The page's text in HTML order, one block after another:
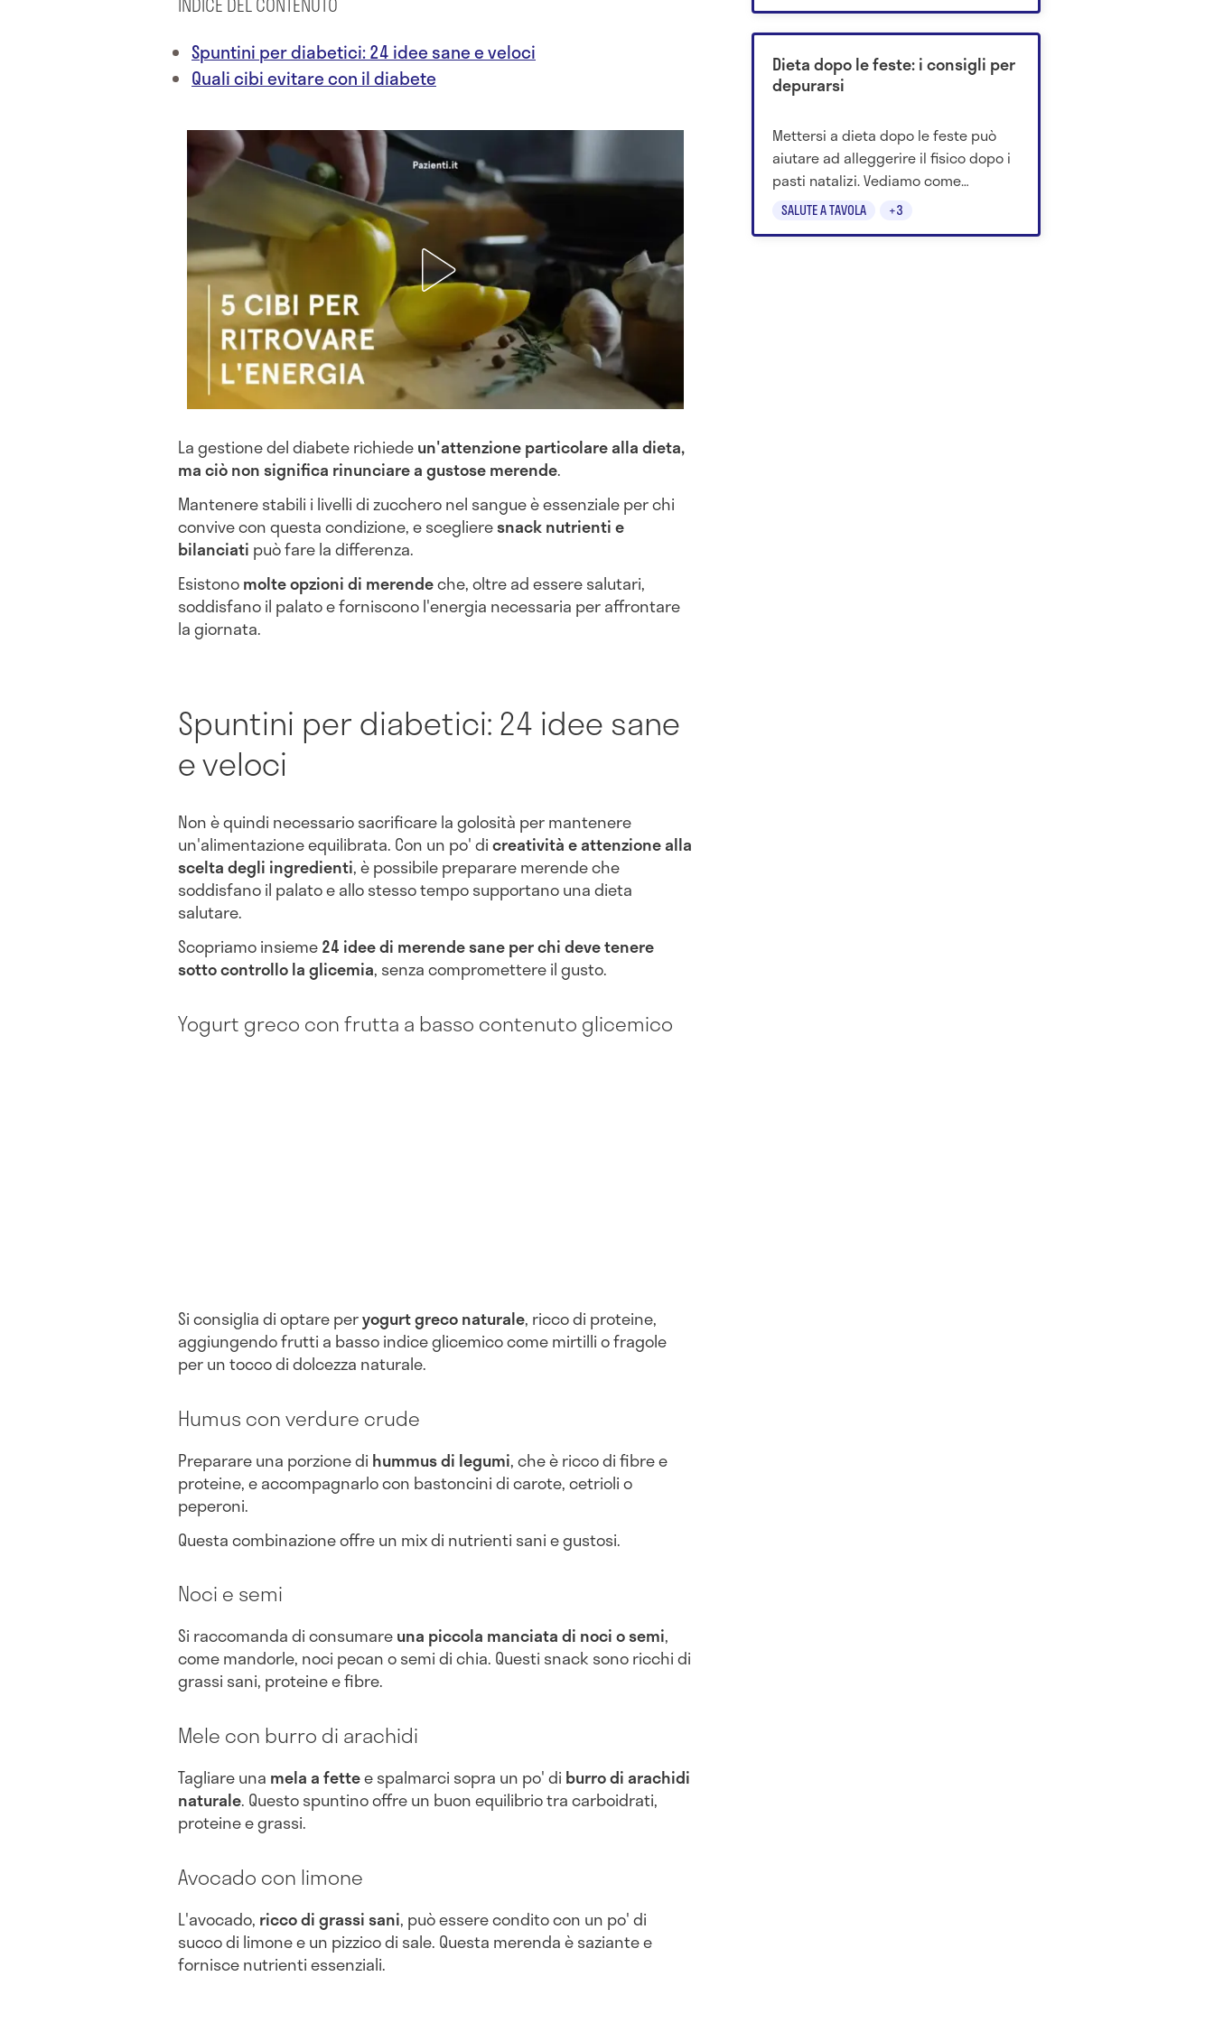
INDICE DEL CONTENUTO
Spuntini per diabetici: 24 idee sane e veloci
Quali cibi evitare con il diabete
La gestione del diabete richiedeun'attenzione particolare alla dieta,
ma ciò non significa rinunciare a gustose merende.
Mantenere stabili i livelli di zucchero nel sangue è essenziale per chi
convive con questa condizione, e sceglieresnack nutrienti e
bilanciati può fare la differenza.
Esistonomolte opzioni di merendeche, oltre ad essere salutari,
soddisfano il palato e forniscono l'energia necessaria per affrontare
la giornata.
Spuntini per diabetici: 24 idee sane
e veloci
Non è quindi necessario sacrificare la golosità per mantenere
un'alimentazione equilibrata. Con un po' dicreatività e attenzione alla
scelta degli ingredienti, è possibile preparare merende che
soddisfano il palato e allo stesso tempo supportano una dieta
salutare.
Scopriamo insieme24 idee di merende sane per chi deve tenere
sotto controllo la glicemia, senza compromettere il gusto.
Yogurt greco con frutta a basso contenuto glicemico
Si consiglia di optare peryogurt greco naturale, ricco di proteine,
aggiungendo frutti a basso indice glicemico come mirtilli o fragole
per un tocco di dolcezza naturale.
Humus con verdure crude
Preparare una porzione di hummus di legumi, che è ricco di fibre e
proteine, e accompagnarlo con bastoncini di carote, cetrioli o
peperoni.
Questa combinazione offre un mix di nutrienti sani e gustosi.
Noci e semi
Si raccomanda di consumareuna piccola manciata di noci o semi,
come mandorle, noci pecan o semi di chia. Questi snack sono ricchi di
grassi sani, proteine e fibre.
Mele con burro di arachidi
Tagliare una mela a fettee spalmarci sopra un po' di burro di arachidi
naturale. Questo spuntino offre un buon equilibrio tra carboidrati,
proteine e grassi.
Avocado con limone
L'avocado, ricco di grassi sani, può essere condito con un po' di
succo di limone e un pizzico di sale. Questa merenda è saziante e
fornisce nutrienti essenziali.
SALUTE A TAVOLA +3
Dieta dopo le feste: i consigli per
depurarsi
Mettersi a dieta dopo le feste può
aiutare ad alleggerire il fisico dopo i
pasti natalizi. Vediamo come
strutturare un menù detox per